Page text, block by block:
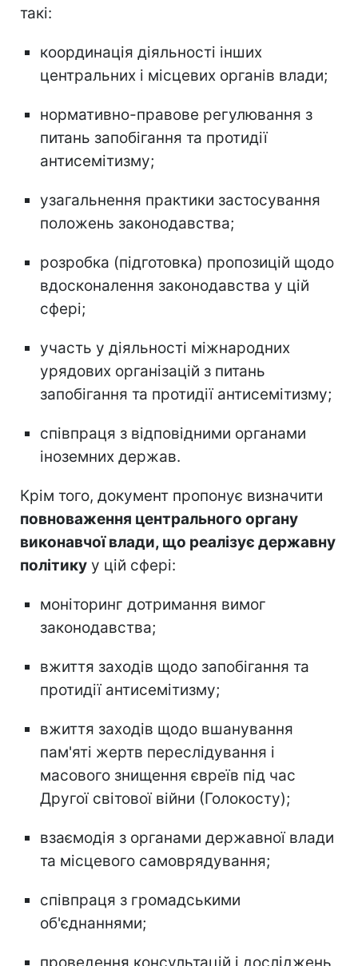
такі:
координація діяльності інших
центральних і місцевих органів влади;
нормативно-правове регулювання з
питань запобігання та протидії
антисемітизму;
узагальнення практики застосування
положень законодавства;
розробка (підготовка) пропозицій щодо
вдосконалення законодавства у цій
сфері;
участь у діяльності міжнародних
урядових організацій з питань
запобігання та протидії антисемітизму;
співпраця з відповідними органами
іноземних держав.
Крім того, документ пропонує визначити
повноваження центрального органу
виконавчої влади, що реалізує державну
політику у цій сфері:
моніторинг дотримання вимог
законодавства;
вжиття заходів щодо запобігання та
протидії антисемітизму;
вжиття заходів щодо вшанування
пам'яті жертв переслідування і
масового знищення євреїв під час
Другої світової війни (Голокосту);
взаємодія з органами державної влади
та місцевого самоврядування;
співпраця з громадськими
об'єднаннями;
проведення консультацій і досліджень